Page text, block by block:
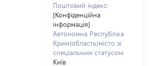
Поштовий індекс:
[Конфіденційна
інформація]
Автономна Республіка
Крим/область/місто зі
спеціальним статусом:
Київ